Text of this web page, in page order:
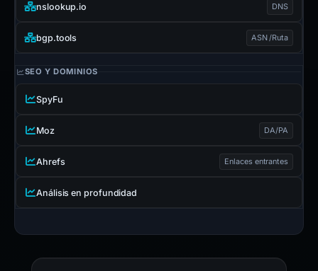
nslookup.io DNS
bgp.tools ASN /Ruta
SEO Y DOMINIOS
SpyFu
Moz DA/PA
Ahrefs Enlaces entrantes
Análisis en profundidad